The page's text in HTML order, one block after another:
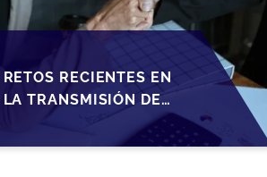
RETOS RECIENTES EN
LA TRANSMISIÓN DE
PYMES ESPAÑOLAS:
ADAPTACIONES